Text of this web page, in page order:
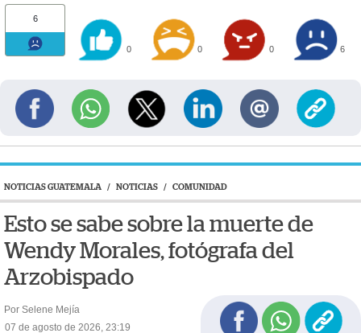
6
0 0 0 6
NOTICIAS GUATEMALA / NOTICIAS / COMUNIDAD
Esto se sabe sobre la muerte de
Wendy Morales, fotógrafa del
Arzobispado
Por Selene Mejía
07 de agosto de 2026, 23:19